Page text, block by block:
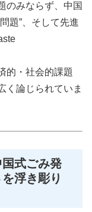
のみならず、中国
題”、そして先進
的・社会的課題
く論じられていま
式ごみ発
浮き彫り